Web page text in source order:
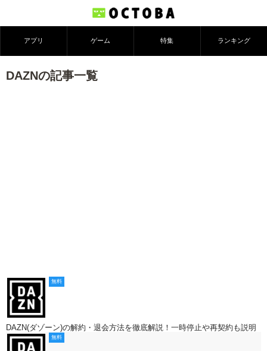
アプリ ゲーム 特集 ランキング
DAZNの記事一覧
無料
DAZN(ダゾーン)の解約・退会方法を徹底解説！一時停止や再契約も説明
無料